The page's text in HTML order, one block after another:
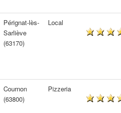
Pérignat-lès-
Sarliève
(63170)
Local
Cournon
(63800)
Pizzeria